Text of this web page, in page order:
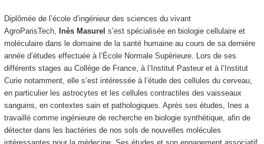
Diplômée de l’école d’ingénieur des sciences du vivant
AgroParisTech, Inès Masurel s’est spécialisée en biologie cellulaire et
moléculaire dans le domaine de la santé humaine au cours de sa dernière
année d’études effectuée à l’École Normale Supérieure. Lors de ses
différents stages au Collège de France, à l’Institut Pasteur et à l’Institut
Curie notamment, elle s’est intéressée à l’étude des cellules du cerveau,
en particulier les astrocytes et les cellules contractiles des vaisseaux
sanguins, en contextes sain et pathologiques. Après ses études, Ines a
travaillé comme ingénieure de recherche en biologie synthétique, afin de
détecter dans les bactéries de nos sols de nouvelles molécules